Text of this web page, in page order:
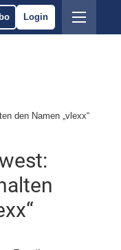
Login
den Namen „vlexx“